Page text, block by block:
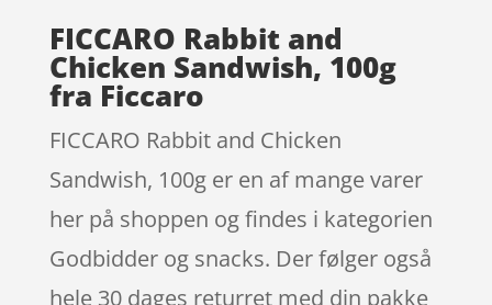
FICCARO Rabbit and
Chicken Sandwish, 100g
fra Ficcaro
FICCARO Rabbit and Chicken
Sandwish, 100g er en af mange varer
her på shoppen og findes i kategorien
Godbidder og snacks. Der følger også
hele 30 dages returret med din pakke